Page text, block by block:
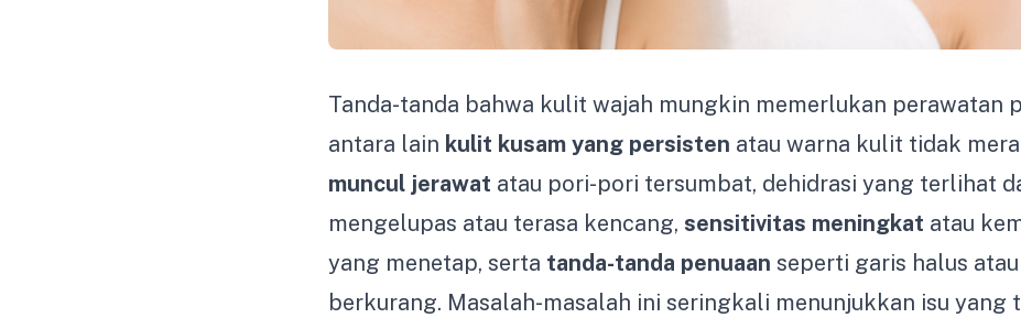
Tanda-tanda bahwa kulit wajah mungkin memerlukan perawatan
antara lain kulit kusam yang persisten atau warna kulit tidak
muncul jerawat atau pori-pori tersumbat, dehidrasi yang terlihat
mengelupas atau terasa kencang, sensitivitas meningkat atau
yang menetap, serta tanda-tanda penuaan seperti garis halus
berkurang. Masalah-masalah ini seringkali menunjukkan isu yang